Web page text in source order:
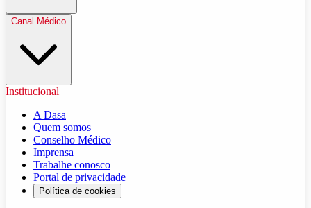
Canal Médico
Institucional
A Dasa
Quem somos
Conselho Médico
Imprensa
Trabalhe conosco
Portal de privacidade
Política de cookies